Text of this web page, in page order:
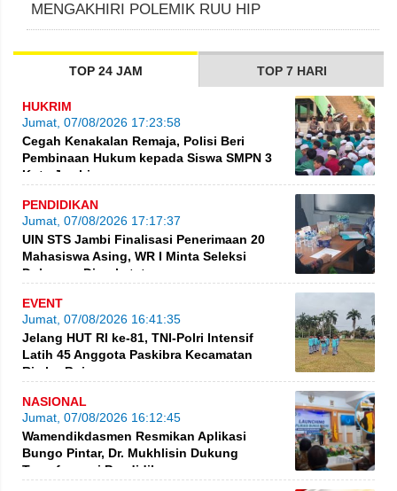
MENGAKHIRI POLEMIK RUU HIP
TOP 24 JAM TOP 7 HARI
HUKRIM
Jumat, 07/08/2026 17:23:58
Cegah Kenakalan Remaja, Polisi Beri
Pembinaan Hukum kepada Siswa SMPN 3
Kota Jambi
PENDIDIKAN
Jumat, 07/08/2026 17:17:37
UIN STS Jambi Finalisasi Penerimaan 20
Mahasiswa Asing, WR I Minta Seleksi
Dokumen Diperketat
EVENT
Jumat, 07/08/2026 16:41:35
Jelang HUT RI ke-81, TNI-Polri Intensif
Latih 45 Anggota Paskibra Kecamatan
Rimbo Bujang
NASIONAL
Jumat, 07/08/2026 16:12:45
Wamendikdasmen Resmikan Aplikasi
Bungo Pintar, Dr. Mukhlisin Dukung
Transformasi Pendidikan